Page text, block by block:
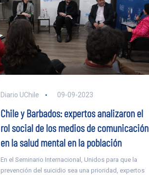
Diario UChile 09-09-2023
Chile y Barbados: expertos analizaron el
rol social de los medios de comunicación
en la salud mental en la población
En el Seminario Internacional, Unidos para que la
prevención del suicidio sea una prioridad, expertos